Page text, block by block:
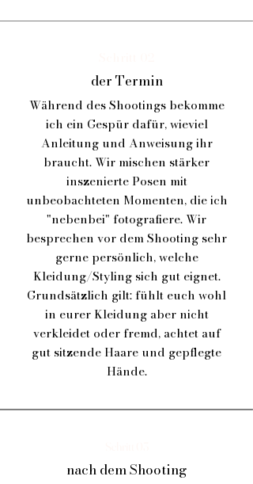
der Termin
Während des Shootings bekomme
ich ein Gespür dafür, wieviel
Anleitung und Anweisung ihr
braucht. Wir mischen stärker
inszenierte Posen mit
unbeobachteten Momenten, die ich
"nebenbei" fotografiere. Wir
besprechen vor dem Shooting sehr
gerne persönlich, welche
Kleidung/Styling sich gut eignet.
Grundsätzlich gilt: fühlt euch wohl
in eurer Kleidung aber nicht
verkleidet oder fremd, achtet auf
gut sitzende Haare und gepflegte
Hände.
nach dem Shooting